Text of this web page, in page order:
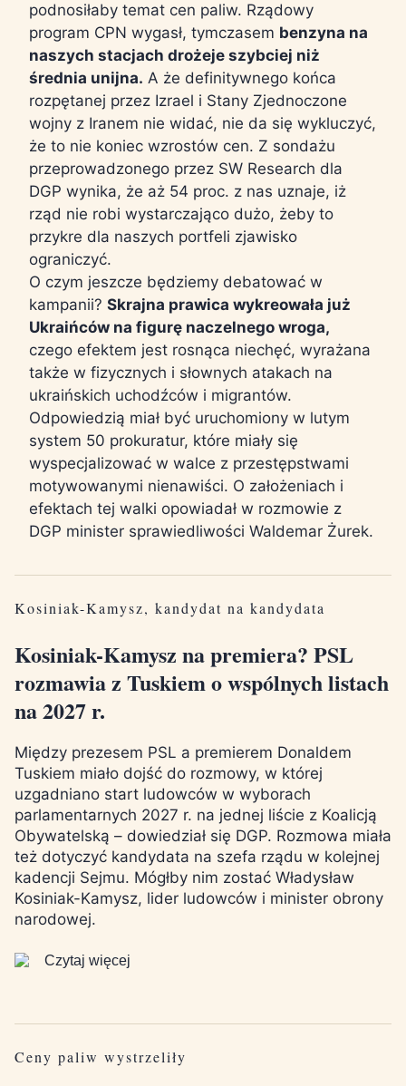
podnosiłaby temat cen paliw. Rządowy
program CPN wygasł, tymczasem benzyna na
naszych stacjach drożeje szybciej niż
średnia unijna. A że definitywnego końca
rozpętanej przez Izrael i Stany Zjednoczone
wojny z Iranem nie widać, nie da się wykluczyć,
że to nie koniec wzrostów cen. Z sondażu
przeprowadzonego przez SW Research dla
DGP wynika, że aż 54 proc. z nas uznaje, iż
rząd nie robi wystarczająco dużo, żeby to
przykre dla naszych portfeli zjawisko
ograniczyć.
O czym jeszcze będziemy debatować w
kampanii? Skrajna prawica wykreowała już
Ukraińców na figurę naczelnego wroga,
czego efektem jest rosnąca niechęć, wyrażana
także w fizycznych i słownych atakach na
ukraińskich uchodźców i migrantów.
Odpowiedzią miał być uruchomiony w lutym
system 50 prokuratur, które miały się
wyspecjalizować w walce z przestępstwami
motywowanymi nienawiści. O założeniach i
efektach tej walki opowiadał w rozmowie z
DGP minister sprawiedliwości Waldemar Żurek.
Kosiniak-Kamysz, kandydat na kandydata
Kosiniak-Kamysz na premiera? PSL
rozmawia z Tuskiem o wspólnych listach
na 2027 r.
Między prezesem PSL a premierem Donaldem
Tuskiem miało dojść do rozmowy, w której
uzgadniano start ludowców w wyborach
parlamentarnych 2027 r. na jednej liście z Koalicją
Obywatelską – dowiedział się DGP. Rozmowa miała
też dotyczyć kandydata na szefa rządu w kolejnej
kadencji Sejmu. Mógłby nim zostać Władysław
Kosiniak-Kamysz, lider ludowców i minister obrony
narodowej.
Ceny paliw wystrzeliły